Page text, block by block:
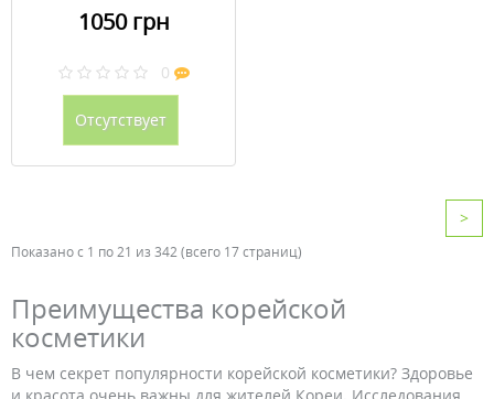
1050 грн
0
Отсутствует
>
Показано с 1 по 21 из 342 (всего 17 страниц)
Преимущества корейской
косметики
В чем секрет популярности корейской косметики? Здоровье